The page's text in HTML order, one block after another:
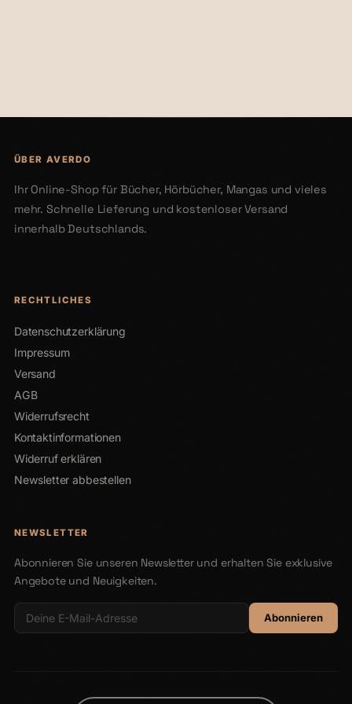
ÜBER AVERDO
Ihr Online-Shop für Bücher, Hörbücher, Mangas und vieles
mehr. Schnelle Lieferung und kostenloser Versand
innerhalb Deutschlands.
RECHTLICHES
Datenschutzerklärung
Impressum
Versand
AGB
Widerrufsrecht
Kontaktinformationen
Widerruf erklären
Newsletter abbestellen
NEWSLETTER
Abonnieren Sie unseren Newsletter und erhalten Sie exklusive
Angebote und Neuigkeiten.
Abonnieren